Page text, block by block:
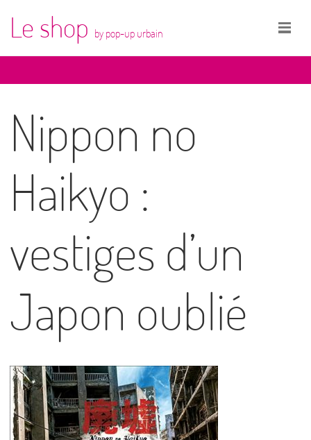
Le shop by pop-up urbain
Nippon no
Haikyo :
vestiges d’un
Japon oublié